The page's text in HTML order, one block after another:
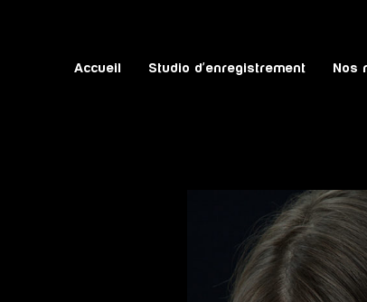
Accueil Studio d’enregistrement Nos